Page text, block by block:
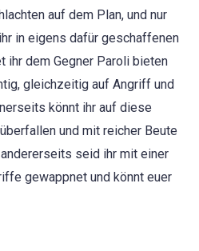
auf dem Plan, und nur
in eigens dafür geschaffenen
ihr dem Gegner Paroli bieten
gleichzeitig auf Angriff und
könnt ihr auf diese
und mit reicher Beute
seid ihr mit einer
gewappnet und könnt euer